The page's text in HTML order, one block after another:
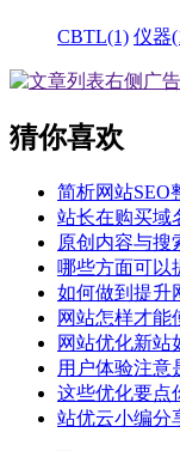
CBTL(1) 仪器
猜你喜欢
简析网站SEO
站长在购买域
原创内容与搜
哪些方面可以
如何做到提升
网站怎样才能
网站优化新站
用户体验注意
这些优化要点
站优云小编分